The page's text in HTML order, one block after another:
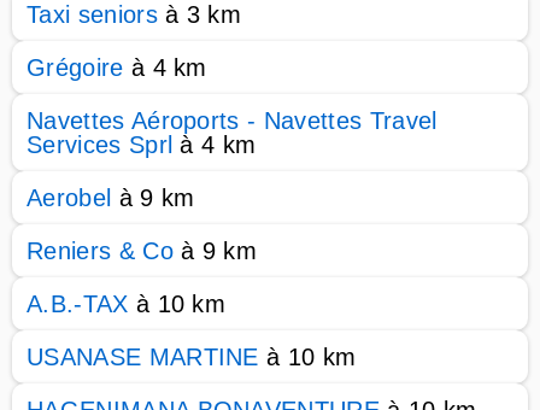
Taxi seniorsà 3 km
Grégoire à 4 km
Navettes Aéroports - Navettes Travel
Services Sprl à 4 km
Aerobel à 9 km
Reniers & Coà 9 km
A.B.-TAX à 10 km
USANASE MARTINE à 10 km